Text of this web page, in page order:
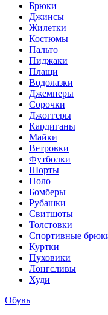
Брюки
Джинсы
Жилетки
Костюмы
Пальто
Пиджаки
Плащи
Водолазки
Джемперы
Сорочки
Джоггеры
Кардиганы
Майки
Ветровки
Футболки
Шорты
Поло
Бомберы
Рубашки
Свитшоты
Толстовки
Спортивные
Куртки
Пуховики
Лонгсливы
Худи
Обувь